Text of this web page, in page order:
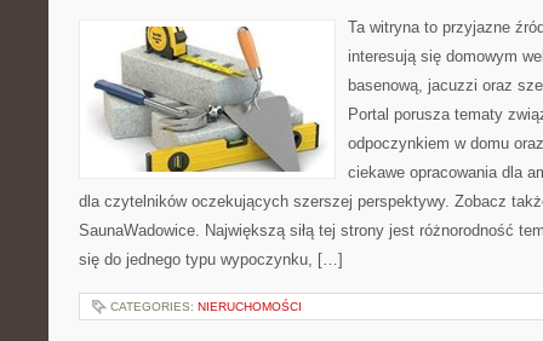
Ta witryna to przyjazne
interesują się domowym
basenową, jacuzzi oraz
Portal porusza tematy
odpoczynkiem w domu
ciekawe opracowania dla
dla czytelników oczekujących szerszej perspektywy. Zobacz
SaunaWadowice. Największą siłą tej strony jest różnorodność
się do jednego typu wypoczynku, […]
CATEGORIES: NIERUCHOMOŚCI